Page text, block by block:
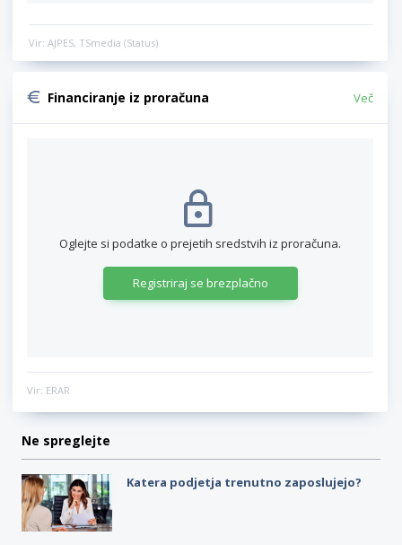
Vir: AJPES, TSmedia (Status)
Financiranje iz proračuna Več
Oglejte si podatke o prejetih sredstvih iz proračuna.
Registriraj se brezplačno
Vir: ERAR
Ne spreglejte
Katera podjetja trenutno zaposlujejo?